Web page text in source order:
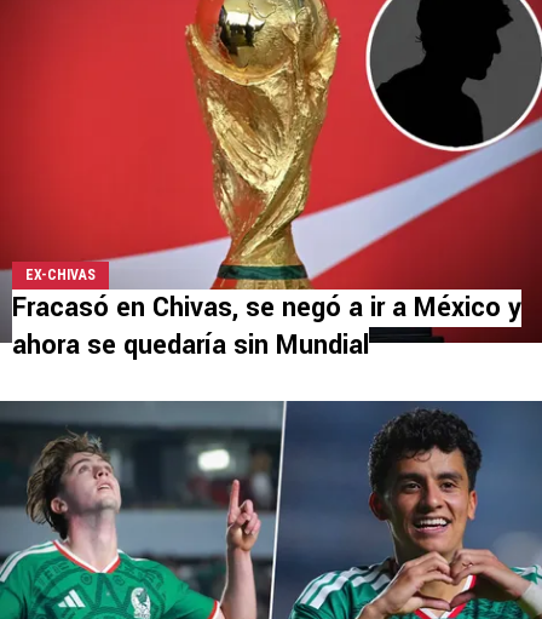
EX-CHIVAS
Fracasó en Chivas, se negó a ir a México y
ahora se quedaría sin Mundial